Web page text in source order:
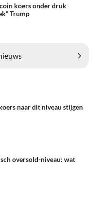
koers onder druk
Trump
naar dit niveau stijgen
oversold-niveau: wat